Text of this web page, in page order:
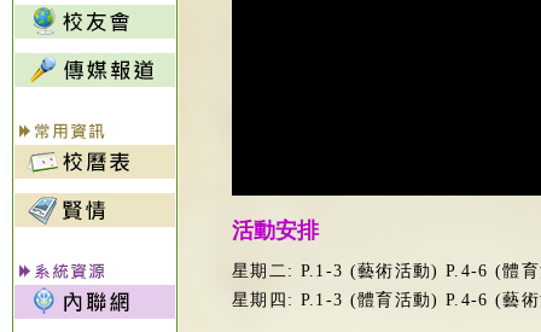
活動安排
星期二: P.1-3 (藝術活動) P.4-6 (體
星期四: P.1-3 (體育活動) P.4-6 (藝